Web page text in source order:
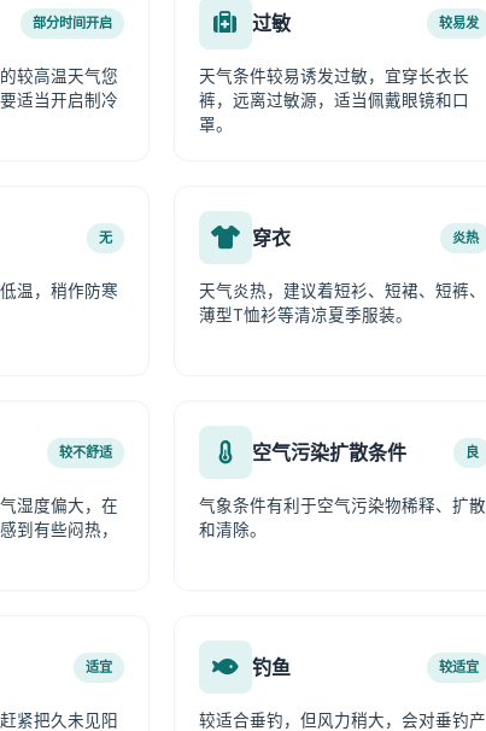
部分时间开启
较高温天气您
适当开启制冷
过敏 较易发
天气条件较易诱发过敏，宜穿长衣长
裤，远离过敏源，适当佩戴眼镜和口
罩。
无
温，稍作防寒
穿衣 炎热
天气炎热，建议着短衫、短裙、短裤、
薄型T恤衫等清凉夏季服装。
较不舒适
湿度偏大，在
到有些闷热，
空气污染扩散条件 良
气象条件有利于空气污染物稀释、扩散
和清除。
适宜
紧把久未见阳
钓鱼 较适宜
较适合垂钓，但风力稍大，会对垂钓产